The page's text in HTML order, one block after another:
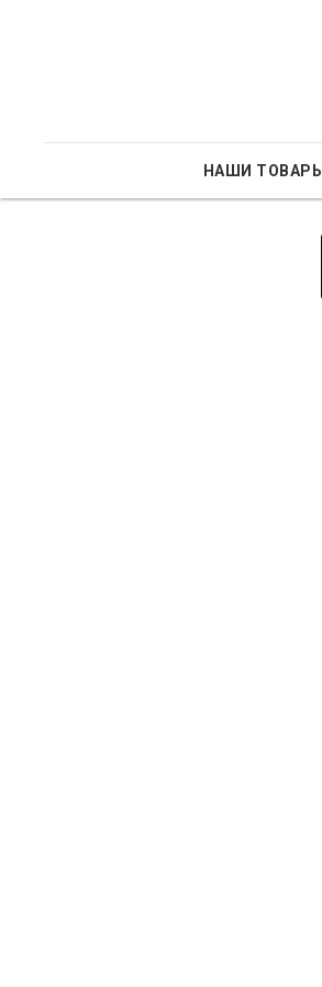
НАШИ ТОВАРЫ